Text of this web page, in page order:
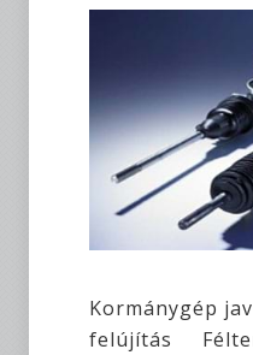
Kormánygép
felújítás